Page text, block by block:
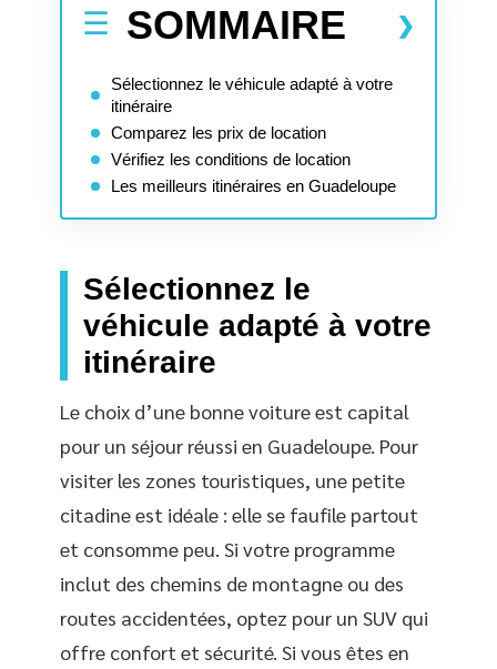
SOMMAIRE
Sélectionnez le véhicule adapté à votre
itinéraire
Comparez les prix de location
Vérifiez les conditions de location
Les meilleurs itinéraires en Guadeloupe
Sélectionnez le
véhicule adapté à votre
itinéraire
Le choix d’une bonne voiture est capital
pour un séjour réussi en Guadeloupe. Pour
visiter les zones touristiques, une petite
citadine est idéale : elle se faufile partout
et consomme peu. Si votre programme
inclut des chemins de montagne ou des
routes accidentées, optez pour un SUV qui
offre confort et sécurité. Si vous êtes en